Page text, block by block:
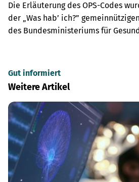
Die Erläuterung des OPS-Codes
der „Was hab’ ich?”
des Bundesministeriums für
Gut informiert
Weitere Artikel